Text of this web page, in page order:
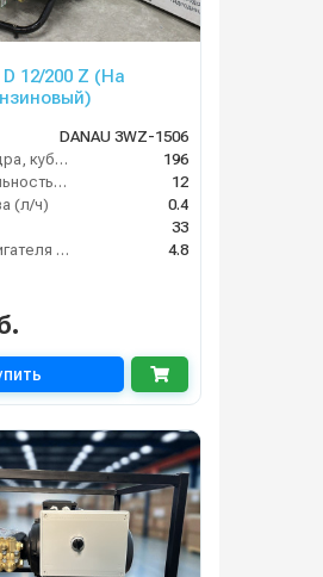
12/200 Z (На
DANAU 3WZ-1506
Объем цилиндра, куб.см
196
Производительность (л/мин)
12
(л/ч)
0.4
33
Мощность двигателя (кВт)
4.8